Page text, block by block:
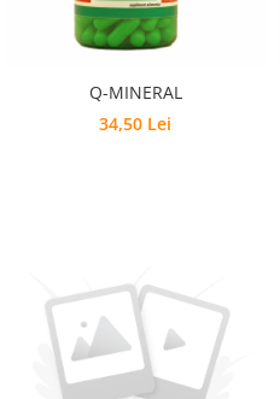
Q-MINERAL
34,50 Lei